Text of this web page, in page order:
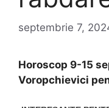
septembrie 7,
Horoscop 9-15
Voropchievici